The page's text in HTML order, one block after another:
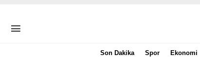
Son Dakika Spor Ekonomi